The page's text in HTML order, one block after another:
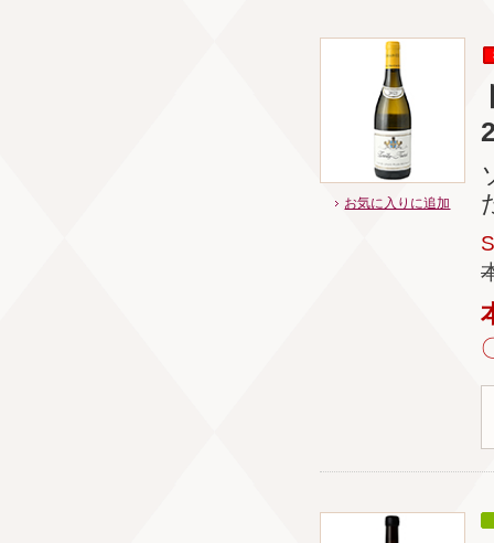
お気に入りに追加